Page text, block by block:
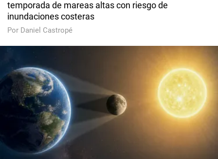
temporada de mareas altas con riesgo de
inundaciones costeras
Por Daniel Castropé